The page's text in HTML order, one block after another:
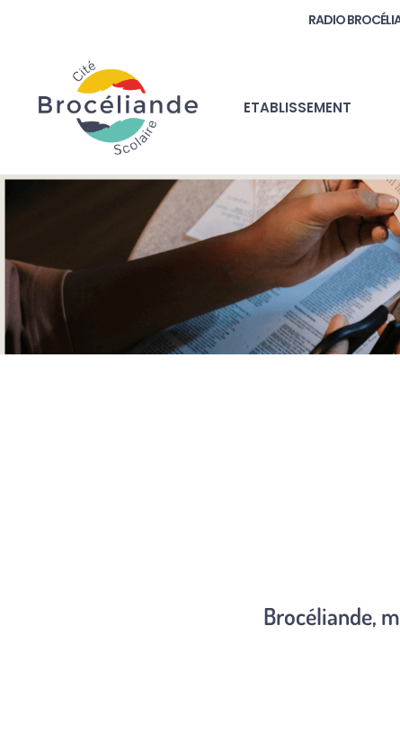
RADIO
ETABLISSEMENT
Brocéliande,